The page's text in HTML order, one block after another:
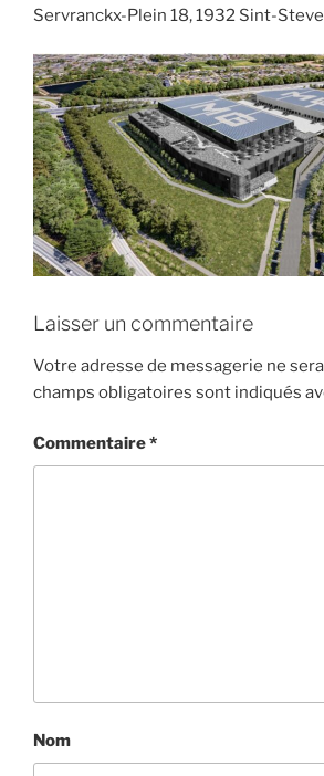
Servranckx-Plein 18, 1932 Sint-
Laisser un commentaire
Votre adresse de messagerie ne
champs obligatoires sont indiqués
Commentaire*
Nom